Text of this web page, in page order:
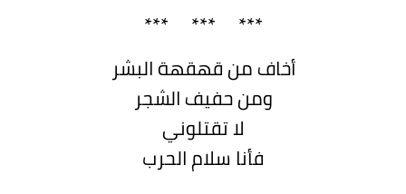
***
***
***
أخاف من قهقهة البشر
ومن حفيف الشجر
لا تقتلوني
فأنا سلام الحرب